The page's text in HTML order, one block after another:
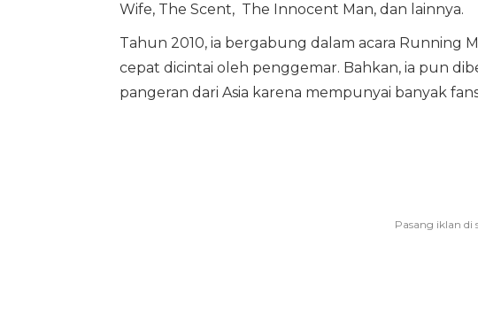
Wife, The Scent, The Innocent Man, dan lainnya.
Tahun 2010, ia bergabung dalam acara Running
cepat dicintai oleh penggemar. Bahkan, ia pun
pangeran dari Asia karena mempunyai banyak fans